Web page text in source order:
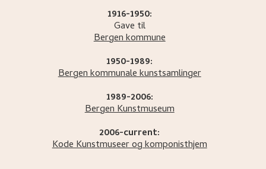
1916-1950:
Gave til
Bergen kommune
1950-1989:
Bergen kommunale kunstsamlinger
1989-2006:
Bergen Kunstmuseum
2006-current:
Kode Kunstmuseer og komponisthjem